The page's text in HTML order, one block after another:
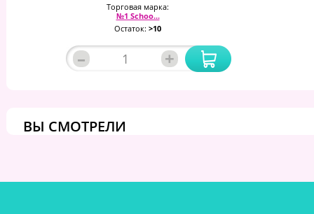
Торговая марка:
№1 Schoo...
Остаток: >10
– +
ВЫ СМОТРЕЛИ